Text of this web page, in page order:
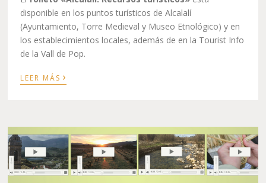
disponible en los puntos turísticos de Alcalalí
(Ayuntamiento, Torre Medieval y Museo Etnológico) y en
los establecimientos locales, además de en la Tourist Info
de la Vall de Pop.
LEER MÁS ›